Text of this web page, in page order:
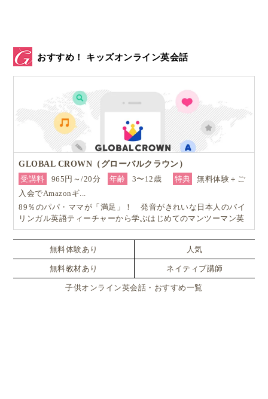
おすすめ！ キッズオンライン英会話
GLOBAL CROWN（グローバルクラウン）
受講料
965円～/20分 年齢 3〜12歳 特典
無料体験＋ご
入会でAmazonギ...
89％のパパ・ママが「満足」！ 発音がきれいな日本人のバイ
リンガル英語ティーチャーから学ぶはじめてのマンツーマン英
会話
無料体験あり 人気
無料教材あり ネイティブ講師
子供オンライン英会話・おすすめ一覧